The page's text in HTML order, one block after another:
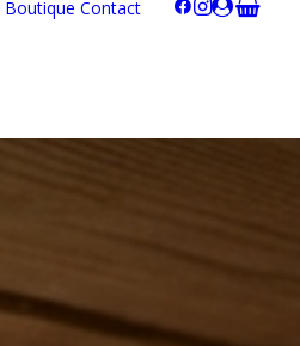
Boutique Contact